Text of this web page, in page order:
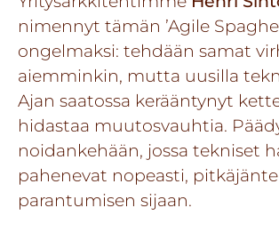
nimennyt tämän ’Agile
ongelmaksi: tehdään samat
aiemminkin, mutta uusilla
Ajan saatossa kerääntynyt
hidastaa muutosvauhtia.
noidankehään, jossa tekniset
pahenevat nopeasti,
parantumisen sijaan.